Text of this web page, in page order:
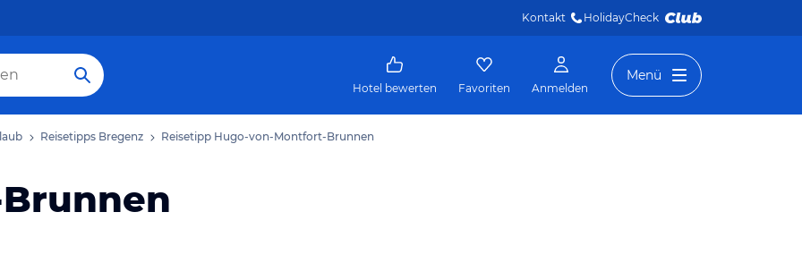
Kontakt HolidayCheck
Hotel bewerten Favoriten Anmelden
Menü
Reisetipps Bregenz Reisetipp Hugo-von-Montfort-Brunnen